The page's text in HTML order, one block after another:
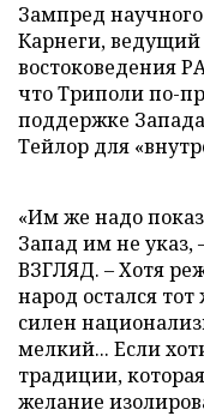
Зампред
Карнеги,
востоковедения
что Триполи по-
поддержке
Тейлор для
«Им же надо
Запад им не указ,
ВЗГЛЯД. – Хотя
народ остался
силен
мелкий... Если
традиции,
желание